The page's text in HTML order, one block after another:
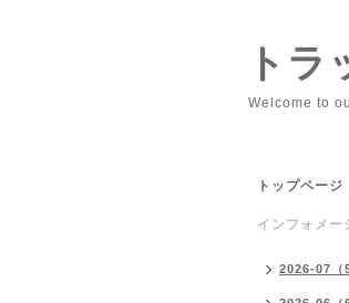
ト
Welcome to
トップページ
インフォメー
2026-07（5